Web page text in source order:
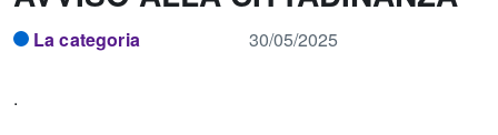
La categoria 30/05/2025
.